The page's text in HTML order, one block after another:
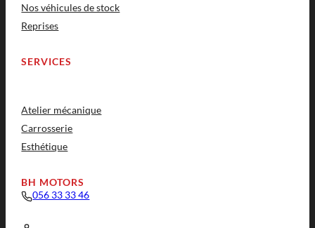
Nos véhicules de stock
Reprises
SERVICES
Atelier mécanique
Carrosserie
Esthétique
BH MOTORS
056 33 33 46